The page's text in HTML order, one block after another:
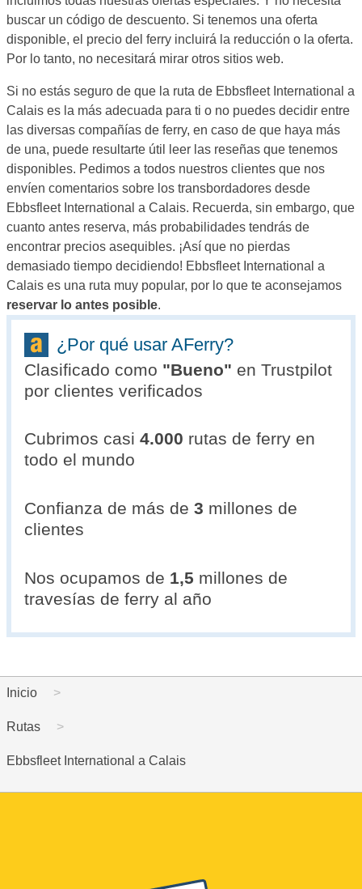
buscar un código de descuento. Si tenemos una oferta
disponible, el precio del ferry incluirá la reducción o la oferta.
Por lo tanto, no necesitará mirar otros sitios web.
Si no estás seguro de que la ruta de Ebbsfleet International a
Calais es la más adecuada para ti o no puedes decidir entre
las diversas compañías de ferry, en caso de que haya más
de una, puede resultarte útil leer las reseñas que tenemos
disponibles. Pedimos a todos nuestros clientes que nos
envíen comentarios sobre los transbordadores desde
Ebbsfleet International a Calais. Recuerda, sin embargo, que
cuanto antes reserva, más probabilidades tendrás de
encontrar precios asequibles. ¡Así que no pierdas
demasiado tiempo decidiendo! Ebbsfleet International a
Calais es una ruta muy popular, por lo que te aconsejamos
reservar lo antes posible.
¿Por qué usar AFerry?
Clasificado como "Bueno" en Trustpilot
por clientes verificados
Cubrimos casi 4.000 rutas de ferry en
todo el mundo
Confianza de más de 3 millones de
clientes
Nos ocupamos de 1,5 millones de
travesías de ferry al año
Inicio
Rutas
Ebbsfleet International a Calais